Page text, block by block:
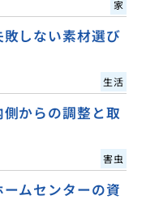
家
しない素材選び
生活
からの調整と取
害虫
ムセンターの資